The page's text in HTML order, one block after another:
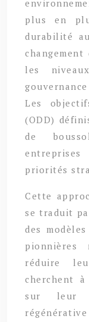
plus en
durabilité
changement
les
Les
(ODD)
de
priorités
Cette
se traduit
des
réduire
cherchent
sur leur